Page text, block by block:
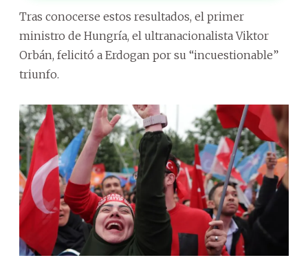
Tras conocerse estos resultados, el primer
ministro de Hungría, el ultranacionalista Viktor
Orbán, felicitó a Erdogan por su “incuestionable”
triunfo.